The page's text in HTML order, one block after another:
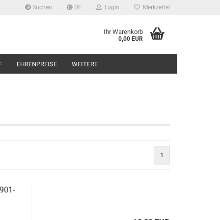
Suchen DE Login Merkzettel
Ihr Warenkorb
0,00 EUR
EHRENPREISE WEITERE
1